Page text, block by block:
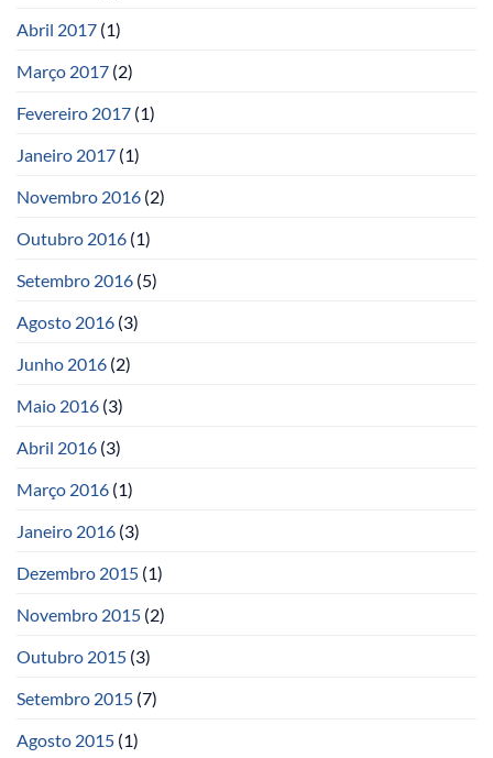
Abril 2017 (1)
Março 2017 (2)
Fevereiro 2017 (1)
Janeiro 2017 (1)
Novembro 2016 (2)
Outubro 2016 (1)
Setembro 2016 (5)
Agosto 2016 (3)
Junho 2016 (2)
Maio 2016 (3)
Abril 2016 (3)
Março 2016 (1)
Janeiro 2016 (3)
Dezembro 2015 (1)
Novembro 2015 (2)
Outubro 2015 (3)
Setembro 2015 (7)
Agosto 2015 (1)